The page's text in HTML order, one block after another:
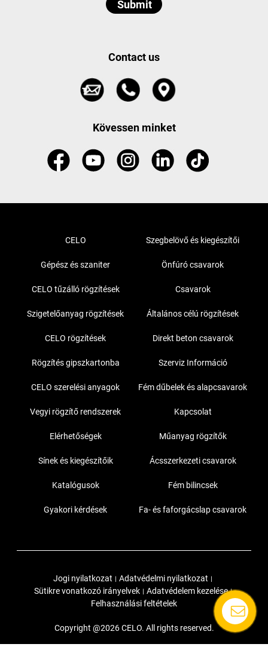
Contact us
Kövessen minket
CELO Szegbelövő és kiegészítői
Gépész és szaniter Önfúró csavarok
CELO tűzálló rögzítések Csavarok
Szigetelőanyag rögzítések Általános célú rögzítések
CELO rögzítések Direkt beton csavarok
Rögzítés gipszkartonba Szerviz Információ
CELO szerelési anyagok Fém dűbelek és alapcsavarok
Vegyi rögzítő rendszerek Kapcsolat
Elérhetőségek Műanyag rögzítők
Sínek és kiegészítőik Ácsszerkezeti csavarok
Katalógusok Fém bilincsek
Gyakori kérdések Fa- és faforgácslap csavarok
Jogi nyilatkozat | Adatvédelmi nyilatkozat |
Sütikre vonatkozó irányelvek | Adatvédelem kezelése |
Felhasználási feltételek
Copyright @2026 CELO. All rights reserved.